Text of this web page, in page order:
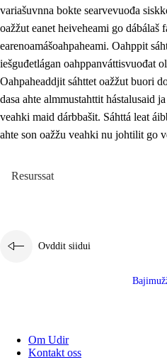
variašuvnna bokte searvevuođa
oažžut eanet heiveheami go dábálaš
earenoamášoahpaheami. Oahppit
iešguđetlágan oahppanváttisvuođat
Oahpaheaddjit sáhttet oažžut buori
dasa ahte almmustahttit hástalusaid
veahki maid dárbbašit. Sáhttá leat
ahte son oažžu veahki nu johtilit go
Resurssat
Ovddit siidui
Om Udir
Kontakt oss